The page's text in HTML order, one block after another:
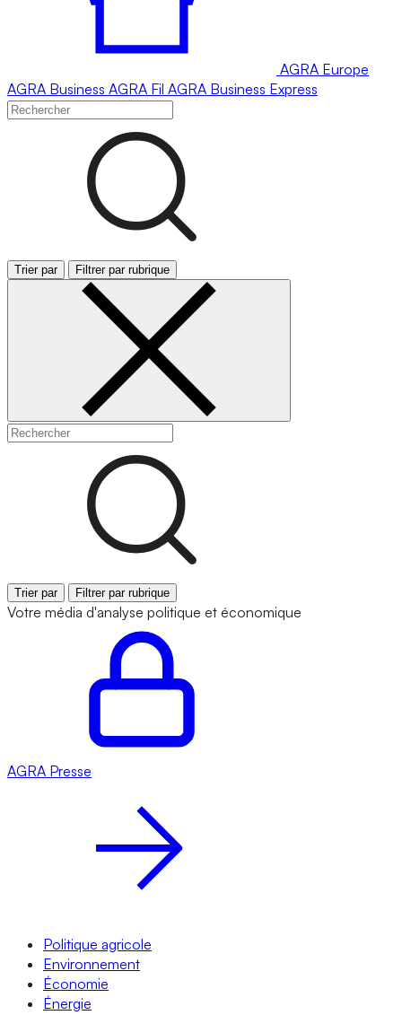
AGRA Europe
AGRA Business AGRA Fil AGRA Business Express
Trier par Filtrer par rubrique
Trier par Filtrer par rubrique
Votre média d'analyse politique et économique
AGRA Presse
Politique agricole
Environnement
Économie
Énergie